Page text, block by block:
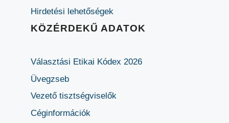
Hirdetési lehetőségek
KÖZÉRDEKŰ ADATOK
Választási Etikai Kódex 2026
Üvegzseb
Vezető tisztségviselők
Céginformációk